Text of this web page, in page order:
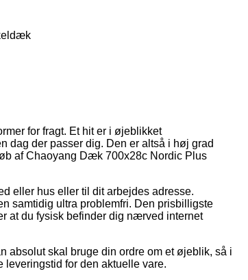
for fragt. Et hit er i øjeblikket
dag der passer dig. Den er altså i høj grad
af Chaoyang Dæk 700x28c Nordic Plus
eller hus eller til dit arbejdes adresse.
samtidig ultra problemfri. Den prisbilligste
at du fysisk befinder dig nærved internet
absolut skal bruge din ordre om et øjeblik, så i
leveringstid for den aktuelle vare.